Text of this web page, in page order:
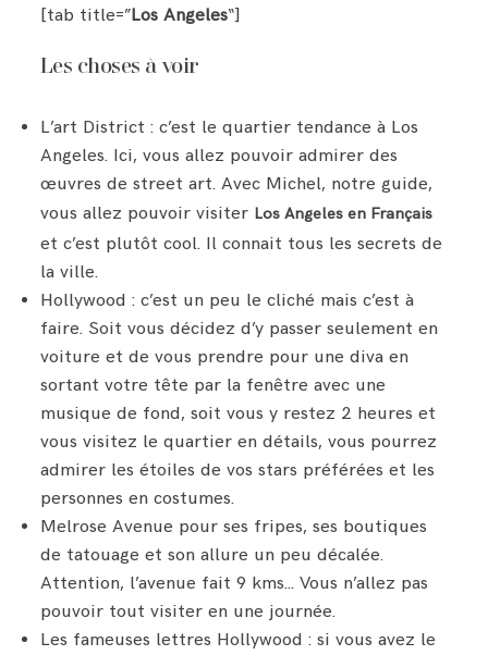
[tab title=”Los Angeles“]
Les choses à voir
L’art District : c’est le quartier tendance à Los
Angeles. Ici, vous allez pouvoir admirer des
œuvres de street art. Avec Michel, notre guide,
vous allez pouvoir visiter Los Angeles en Français
et c’est plutôt cool. Il connait tous les secrets de
la ville.
Hollywood : c’est un peu le cliché mais c’est à
faire. Soit vous décidez d’y passer seulement en
voiture et de vous prendre pour une diva en
sortant votre tête par la fenêtre avec une
musique de fond, soit vous y restez 2 heures et
vous visitez le quartier en détails, vous pourrez
admirer les étoiles de vos stars préférées et les
personnes en costumes.
Melrose Avenue pour ses fripes, ses boutiques
de tatouage et son allure un peu décalée.
Attention, l’avenue fait 9 kms… Vous n’allez pas
pouvoir tout visiter en une journée.
Les fameuses lettres Hollywood : si vous avez le